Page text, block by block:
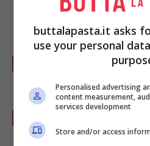
maialemacinato e
Regolate di sale e
foglio di
Distribuite sul lato
voi, accanto al bordo,
buttalapasta.it asks
use your personal
Personalised advertising
content measurement,
services development
Store and/or access